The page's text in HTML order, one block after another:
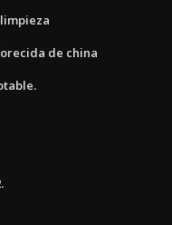
de china